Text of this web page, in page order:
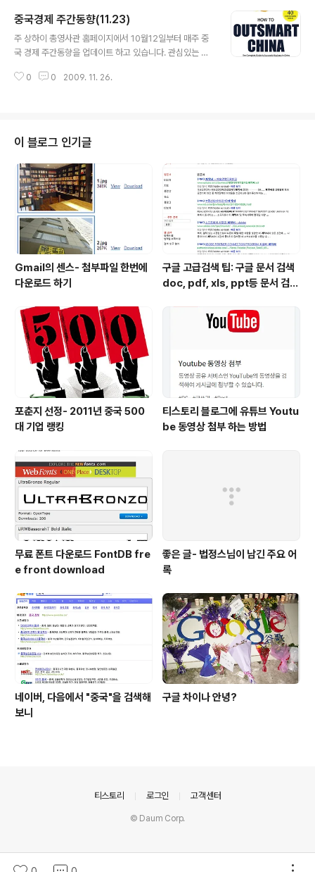
중국경제 주간동향(11.23)
주 상하이 총영사관 홈페이지에서 10월12일부터 매주 중
국 경제 주간동향을 업데이트 하고 있습니다. 관심있는 분
i.mofat.go.kr/economy/economy4
0 0 2009. 11. 26.
이 블로그 인기글
Gmail의 센스- 첨부파일 한번에
다운로드 하기
구글 고급검색 팁: 구글 문서 검색
doc, pdf, xls, ppt등 문서 검색
포춘지 선정- 2011년 중국 500
대 기업 랭킹
티스토리 블로그에 유튜브 Youtu
be 동영상 첨부 하는 방법
무료 폰트 다운로드 FontDB fre
e front download
좋은 글- 법정스님이 남긴 주요 어
록
네이버, 다음에서 "중국"을 검색해
보니
구글 차이나 안녕?
티스토리 로그인 고객센터
© Daum Corp.